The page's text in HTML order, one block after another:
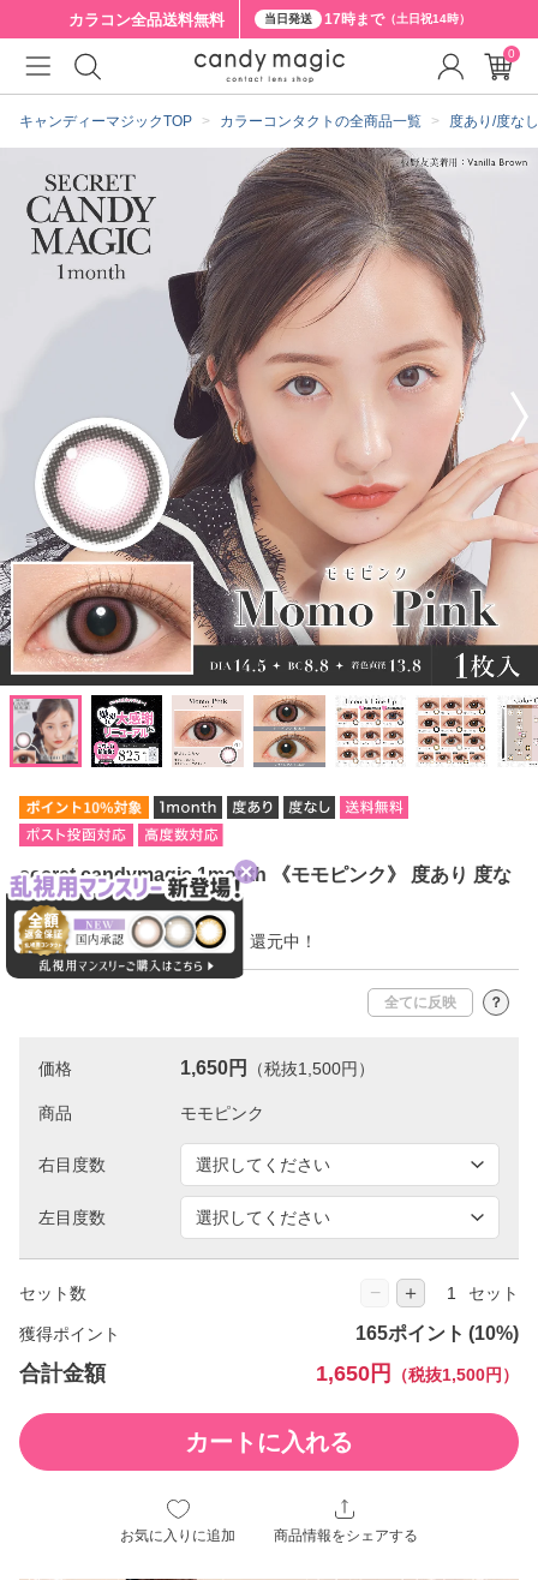
カラコン全品送料無料 当日発送 17時まで（土日祝14時）
キャンディーマジックTOP カラーコンタクトの全商品一覧 度あり/度な
secret candymagic 1month 《モモピンク》 度あり 度な
し 《両目分(2枚)》
今だけ10％ポイント【165pt】還元中！
全てに反映 ？
価格 1,650円 （税抜1,500円）
商品
右目度数
左目度数
セット数 − ＋ セット
獲得ポイント 165ポイント
合計金額 1,650円 （税抜1,500円）
カートに入れる
お気に入りに追加 商品情報をシェアする
0
クーポン詳細